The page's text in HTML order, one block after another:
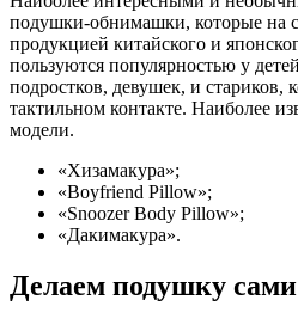
подушки-обнимашки, которые на
продукцией китайского и
пользуются популярностью у
подростков, девушек, и стариков,
тактильном контакте. Наиболее
модели.
«Хизамакура»;
«Boyfriend Pillow»;
«Snoozer Body Pillow»;
«Дакимакура».
Делаем подушку сами